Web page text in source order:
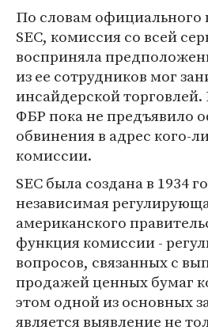
По словам официального
SEC, комиссия со всей
восприняла
из ее сотрудников мог
инсайдерской
ФБР пока не предъявило
обвинения в адрес кого-
комиссии.
SEC была создана в 1934
независимая
американского
функция комиссии -
вопросов, связанных с
продажей ценных бумаг
этом одной из основных
является выявление не